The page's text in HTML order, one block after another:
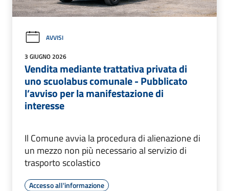
AVVISI
3 GIUGNO 2026
Vendita mediante trattativa privata di
uno scuolabus comunale - Pubblicato
l’avviso per la manifestazione di
interesse
Il Comune avvia la procedura di alienazione di
un mezzo non più necessario al servizio di
trasporto scolastico
Accesso all'informazione